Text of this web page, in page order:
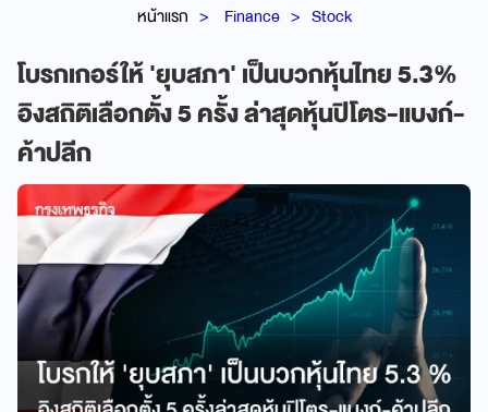
หน้าแรก Finance Stock
โบรกเกอร์ให้ 'ยุบสภา' เป็นบวกหุ้นไทย 5.3%
อิงสถิติเลือกตั้ง 5 ครั้ง ล่าสุดหุ้นปิโตร-แบงก์-
ค้าปลีก